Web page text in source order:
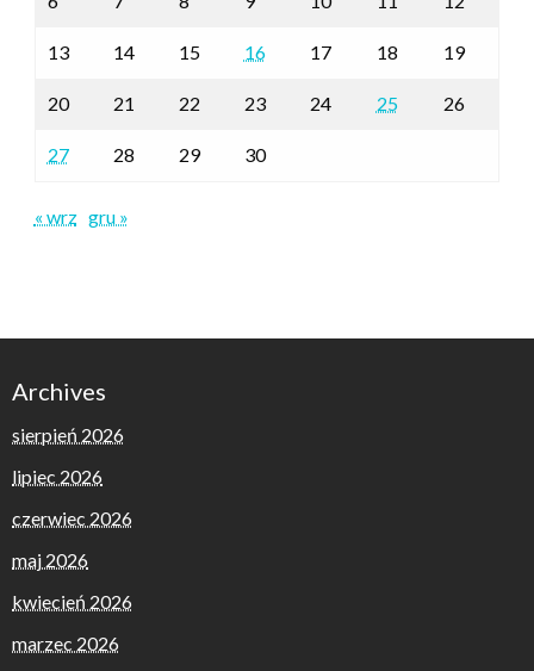
13 14 15 16 17 18 19
20 21 22 23 24 25 26
27 28 29 30
« wrz gru »
Archives
sierpień 2026
lipiec 2026
czerwiec 2026
maj 2026
kwiecień 2026
marzec 2026